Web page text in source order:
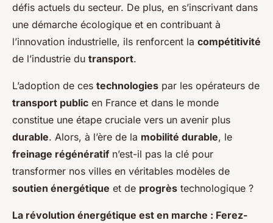
défis actuels du secteur. De plus, en s’inscrivant dans
une démarche écologique et en contribuant à
l’innovation industrielle, ils renforcent la compétitivité
de l’industrie du transport.
L’adoption de ces technologies par les opérateurs de
transport public en France et dans le monde
constitue une étape cruciale vers un avenir plus
durable. Alors, à l’ère de la mobilité durable, le
freinage régénératif n’est-il pas la clé pour
transformer nos villes en véritables modèles de
soutien énergétique et de progrès technologique ?
La révolution énergétique est en marche : Ferez-